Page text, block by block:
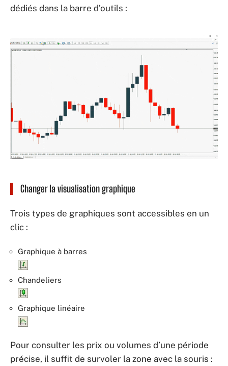
dédiés dans la barre d’outils :
Changer la visualisation graphique
Trois types de graphiques sont accessibles en un
clic :
Graphique à barres
Chandeliers
Graphique linéaire
Pour consulter les prix ou volumes d’une période
précise, il suffit de survoler la zone avec la souris :